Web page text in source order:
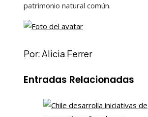
patrimonio natural común.
Por: Alicia Ferrer
Entradas Relacionadas